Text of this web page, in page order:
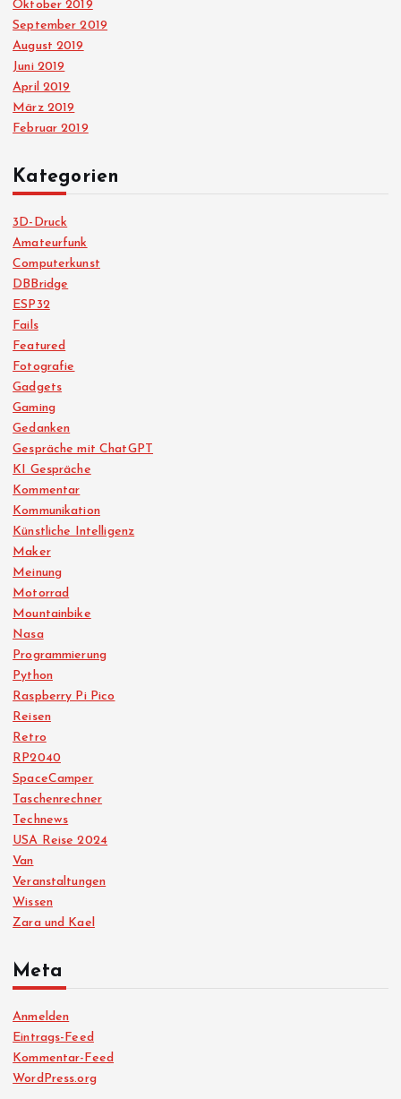
Oktober 2019
September 2019
August 2019
Juni 2019
April 2019
März 2019
Februar 2019
Kategorien
3D-Druck
Amateurfunk
Computerkunst
DBBridge
ESP32
Fails
Featured
Fotografie
Gadgets
Gaming
Gedanken
Gespräche mit ChatGPT
KI Gespräche
Kommentar
Kommunikation
Künstliche Intelligenz
Maker
Meinung
Motorrad
Mountainbike
Nasa
Programmierung
Python
Raspberry Pi Pico
Reisen
Retro
RP2040
SpaceCamper
Taschenrechner
Technews
USA Reise 2024
Van
Veranstaltungen
Wissen
Zara und Kael
Meta
Anmelden
Eintrags-Feed
Kommentar-Feed
WordPress.org